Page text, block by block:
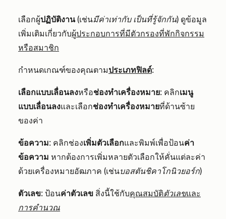
เลือกผู้ปฏิบัติงาน(เช่นมีค่าเท่ากับ เป็นที่รู้จักกัน) ดูข้อมูล
เพิ่มเติมเกี่ยวกับผู้ประกอบการที่มีตัวกรองที่พักกิจกรรม
หรือสมาชิก
กำหนดเกณฑ์ของคุณตามประเภทฟิลด์:
เลือกแบบเลื่อนลงหรือช่องทำเครื่องหมาย: คลิกเมนู
แบบเลื่อนลงและเลือกช่องทำเครื่องหมายที่ด้านซ้าย
ของค่า
ข้อความ: คลิกช่องเพิ่มตัวเลือกและพิมพ์เพื่อป้อนค่า
ข้อความ หากต้องการเพิ่มหลายตัวเลือกให้คั่นแต่ละค่า
ด้วยเครื่องหมายอัฒภาค (เช่นบอสตันชิคาโกนิวยอร์ก)
ตัวเลข: ป้อนค่าตัวเลข สิ่งนี้ใช้กับคุณสมบัติตัวเลขและ
การคำนวณ